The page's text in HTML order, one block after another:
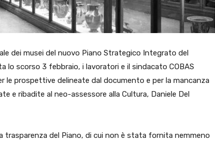
dei musei del nuovo Piano Strategico Integrato del
lo scorso 3 febbraio, i lavoratori e il sindacato COBAS
le prospettive delineate dal documento e per la mancanza
e ribadite al neo-assessore alla Cultura, Daniele Del
trasparenza del Piano, di cui non è stata fornita nemmeno